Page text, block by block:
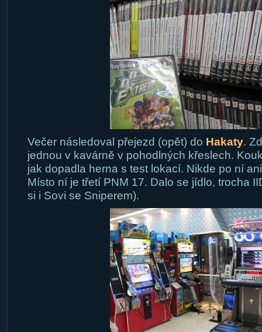
Večer následoval přejezd (opět) do Hakaty.
jednou v kavárně v pohodlných křeslech.
jak dopadla herna s test lokací. Nikde po ní
Místo ní je třetí PNM 17. Dalo se jídlo, trocha
si i Sovi se Sniperem).